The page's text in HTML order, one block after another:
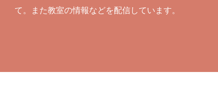
て。また教室の情報などを配信しています。